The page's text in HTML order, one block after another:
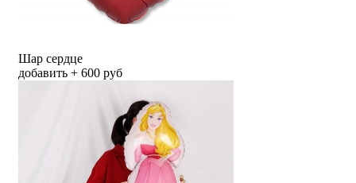
Шар сердце
добавить + 600 руб